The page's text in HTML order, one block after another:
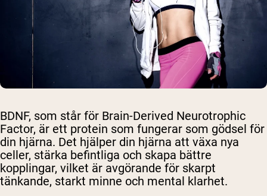
BDNF, som står för Brain-Derived Neurotrophic
Factor, är ett protein som fungerar som gödsel för
din hjärna. Det hjälper din hjärna att växa nya
celler, stärka befintliga och skapa bättre
kopplingar, vilket är avgörande för skarpt
tänkande, starkt minne och mental klarhet.